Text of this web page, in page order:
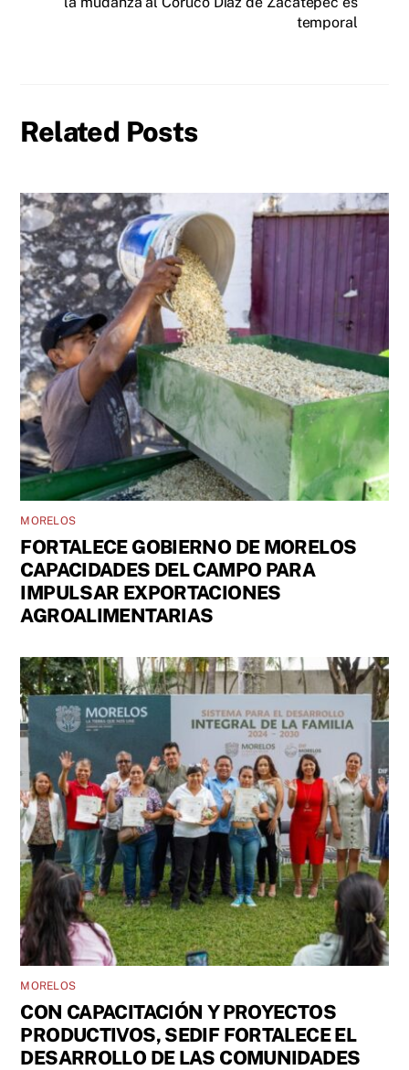
temporal
Related Posts
MORELOS
FORTALECE GOBIERNO DE MORELOS
CAPACIDADES DEL CAMPO PARA
IMPULSAR EXPORTACIONES
AGROALIMENTARIAS
MORELOS
CON CAPACITACIÓN Y PROYECTOS
PRODUCTIVOS, SEDIF FORTALECE EL
DESARROLLO DE LAS COMUNIDADES